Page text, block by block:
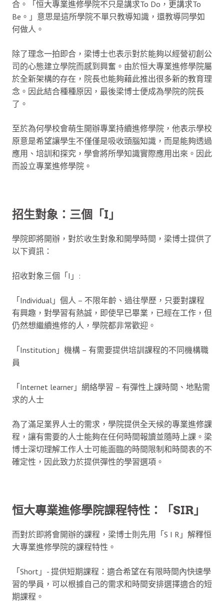
合。「恒大專業進修學院不只是講求To Do，更講求To
Be。」意思是這所學院不單只教導知識，還教導同學如
何做人。
除了理念一拍即合，梁博士也表示對於能夠以經營初創公
司的心態建立學院而感到興奮。由於恒大專業進修學院屬
於全新架構的存在，院長也能夠藉此推出很多新的教育理
念。因此結合種種原因，最後梁博士便成為學院的院長
了。
至於為何學校會萌生開辦專業持續進修學院，他表示學校
原意是希望讓學生不僅僅是吸收頭腦知識，而是能夠透過
應用、培訓和探究，學會將所學知識實際應用出來。因此
而設立專業進修學院。
招生對象：三個「I」
學院即將開辦，對於收生對象和開學時間，梁博士提供了
以下資訊：
招收對象三個「I」:
「Individual」個人 – 不限年齡、過往學歷，只要對課程
有興趣，對學習有熱誠，即使早已畢業，已經在工作，但
仍然想繼續進修的人，學院都非常歡迎。
「Institution」機構 – 有需要提供培訓課程的不同機構職
員
「Internet learner」網絡學習 – 有彈性上課時間、地點需
求的人士
為了滿足業界人士的需求，學院提供全天候的專業進修課
程，讓有需要的人士能夠在任何時間報讀並隨時上課。梁
博士深切理解工作人士可能面臨的時間限制和時間表的不
確定性，因此致力於提供彈性的學習選項。
恒大專業進修學院課程特性：「SIR」
而對於即將會開辦的課程，梁博士則先用「S I R」解釋恒
大專業進修學院的課程特性。
「Short」- 提供短期課程：適合希望在有限時間內快速學
習的學員，可以根據自己的需求和時間安排選擇適合的短
期課程。